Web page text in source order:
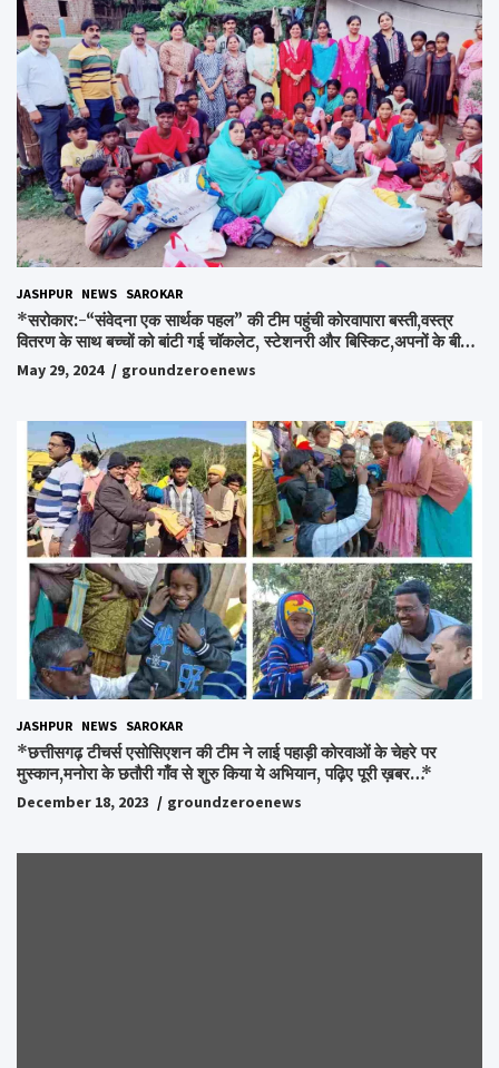
JASHPUR NEWS SAROKAR
*सरोकार:-“संवेदना एक सार्थक पहल” की टीम पहुंची कोरवापारा बस्ती,वस्त्र
वितरण के साथ बच्चों को बांटी गई चॉकलेट, स्टेशनरी और बिस्किट,अपनों के बीच
अपनों को पाकर भाव विभोर हुए लोग,संवेदना समूह के संस्थापक स्व.विश्वबंधु को
किया गया याद,समाजसेवी और समूह के लोगों ने रखी अपनी राय,कहा स्व.शर्मा के
May 29, 2024 groundzeroenews
JASHPUR NEWS SAROKAR
*छत्तीसगढ़ टीचर्स एसोसिएशन की टीम ने लाई पहाड़ी कोरवाओं के चेहरे पर
मुस्कान,मनोरा के छतौरी गाँव से शुरु किया ये अभियान, पढ़िए पूरी ख़बर…*
December 18, 2023 groundzeroenews